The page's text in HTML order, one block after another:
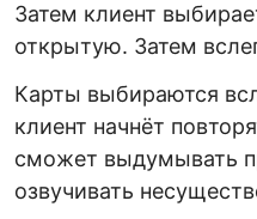
Затем клиент
открытую. Затем
Карты выбираются
клиент начнёт
сможет выдумывать
озвучивать